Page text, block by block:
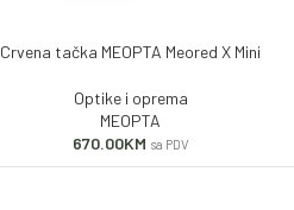
Crvena tačka MEOPTA Meored X Mini
Optike i oprema
MEOPTA
670.00KM sa PDV